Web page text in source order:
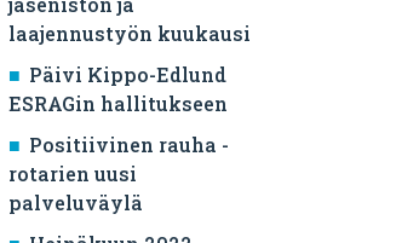
laajennustyön kuukausi
Päivi Kippo-Edlund
ESRAGin hallitukseen
Positiivinen rauha -
rotarien uusi
palveluväylä